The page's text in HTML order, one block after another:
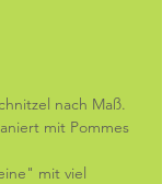
nach Maß.
mit Pommes
mit viel